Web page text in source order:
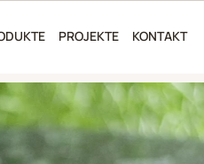
PROJEKTE KONTAKT